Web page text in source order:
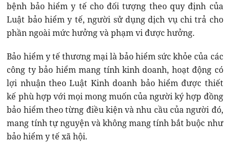
bệnh bảo hiểm y tế cho đối tượng theo quy định của
Luật bảo hiểm y tế, người sử dụng dịch vụ chi trả cho
phần ngoài mức hưởng và phạm vi được hưởng.
Bảo hiểm y tế thương mại là bảo hiểm sức khỏe của các
công ty bảo hiểm mang tính kinh doanh, hoạt động có
lợi nhuận theo Luật Kinh doanh bảo hiểm được thiết
kế phù hợp với mọi mong muốn của người ký hợp đồng
bảo hiểm theo từng điều kiện và nhu cầu của người đó,
mang tính tự nguyện và không mang tính bắt buộc như
bảo hiểm y tế xã hội.